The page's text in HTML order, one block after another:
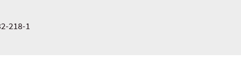
218-1